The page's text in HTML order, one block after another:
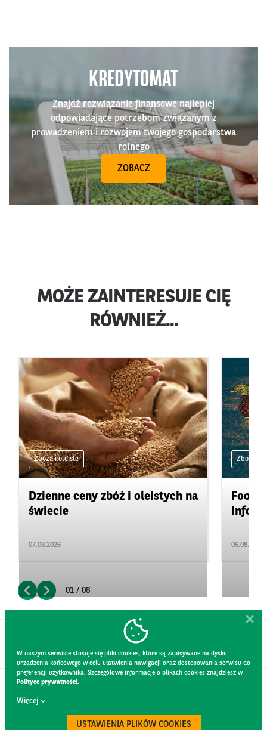
KREDYTOMAT
Znajdź rozwiązanie finansowe najlepiej
odpowiadające potrzebom związanym z
prowadzeniem i rozwojem twojego gospodarstwa
rolnego
ZOBACZ
MOŻE ZAINTERESUJE CIĘ
RÓWNIEŻ...
Zboża i oleiste
Dzienne ceny zbóż i oleistych na
świecie
07.08.2026
Zboża i
06.08.2026
01 / 08
W naszym serwisie stosuje się pliki cookies, które są zapisywane na dysku
urządzenia końcowego w celu ułatwienia nawigacji oraz dostosowania serwisu do
preferencji użytkownika. Szczegółowe informacje o plikach cookies znajdziesz w
Polityce prywatności.
Więcej
USTAWIENIA PLIKÓW COOKIES
KONTAKT
REGULAMIN STRONY
POLITYKA PRYWATNOŚCI